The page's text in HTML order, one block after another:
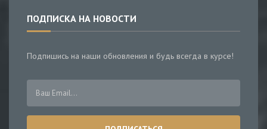
ПОДПИСКА НА НОВОСТИ
Подпишись на наши обновления и будь всегда в курсе!